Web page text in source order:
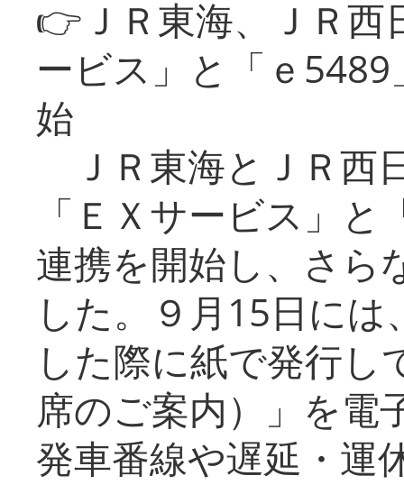
👉ＪＲ東海、ＪＲ
ービス」と「ｅ
始
ＪＲ東海とＪＲ西
「ＥＸサービス」
連携を開始し、さら
した。９月15日に
した際に紙で発行し
席のご案内）」を電
発車番線や遅延・運